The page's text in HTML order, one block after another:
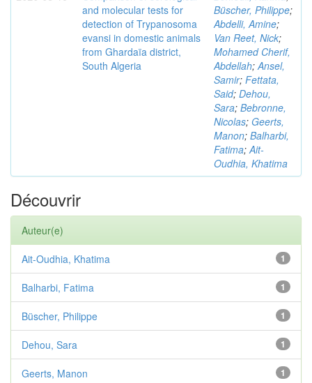
and molecular tests for
detection of Trypanosoma
evansi in domestic animals
from Ghardaïa district,
South Algeria
Büscher, Philippe;
Abdelli, Amine;
Van Reet, Nick;
Mohamed Cherif,
Abdellah;Ansel,
Samir; Fettata,
Said; Dehou,
Sara; Bebronne,
Nicolas; Geerts,
Manon; Balharbi,
Fatima;Ait-
Oudhia, Khatima
Découvrir
Auteur(e)
1
Ait-Oudhia, Khatima
1
Balharbi, Fatima
1
Büscher, Philippe
1
Dehou, Sara
1
Geerts, Manon